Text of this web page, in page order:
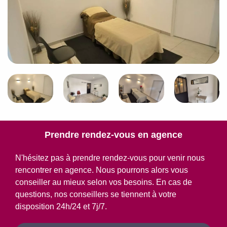
Prendre rendez-vous en agence
N'hésitez pas à prendre rendez-vous pour venir nous
rencontrer en agence. Nous pourrons alors vous
conseiller au mieux selon vos besoins. En cas de
questions, nos conseillers se tiennent à votre
disposition 24h/24 et 7j/7.